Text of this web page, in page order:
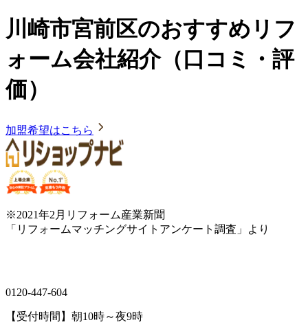
川崎市宮前区のおすすめリフ
ォーム会社紹介（口コミ・評
価）
加盟希望はこちら
※2021年2月リフォーム産業新聞
「リフォームマッチングサイトアンケート調査」より
0120-447-604
【受付時間】朝10時～夜9時